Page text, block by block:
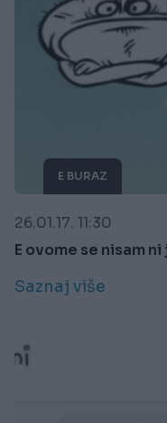
E BURAZ
26.01.17. 11:30
E ovome se nisam
Saznaj više